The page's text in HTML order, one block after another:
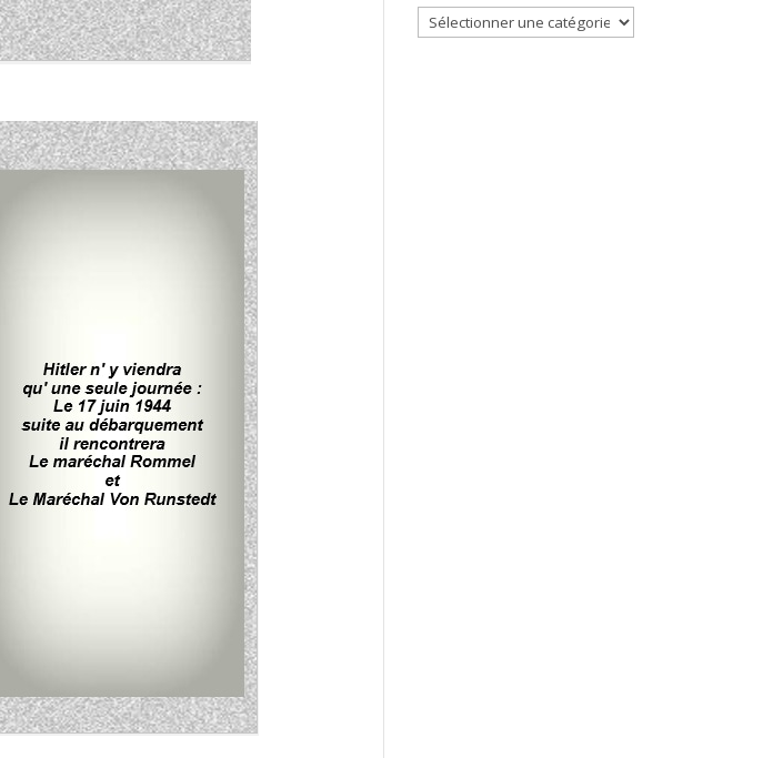
Catégories